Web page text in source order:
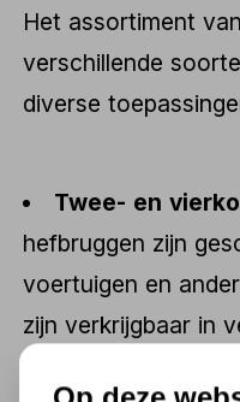
Het assortiment
verschillende
diverse
Twee- en
hefbruggen zijn
voertuigen en
zijn verkrijgbaar in